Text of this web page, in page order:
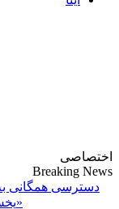
اختصاصی
Breaking News